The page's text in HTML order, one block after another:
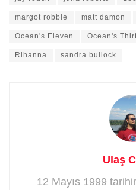
margot robbie matt damon
Ocean's Eleven Ocean's
Rihanna sandra bullock
Ulaş
12 Mayıs 1999